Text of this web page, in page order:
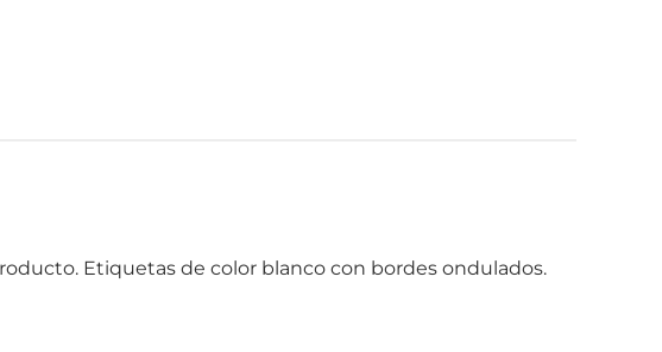
Etiquetas de color blanco con bordes ondulados.